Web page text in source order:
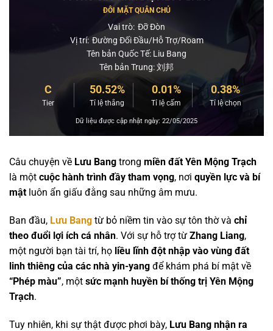
ĐÔI MẶT QUÂN CHỦ
Vai trò: Đỡ Đòn
Vị trí: Đường Đối Đầu/Hỗ Trợ/Roam
Tên bản Quốc Tế: Liu Bang
Tên bản Trung: 刘邦
C
Tier
50.52%
Tỉ lệ thắng
0.01%
Tỉ lệ cấm
0.38%
Tỉ lệ chọn
Dữ liệu được cập nhật ngày: 22/05/2025
Câu chuyện về Lưu Bang trong miền đất Yên Mộng Trạch
là một cuộc hành trình đầy tham vọng, nơi quyền lực và bí
mật luôn ẩn giấu đằng sau những âm mưu.
Ban đầu, Lưu Bang từ bỏ niềm tin vào sự tôn thờ và chỉ
theo đuổi lợi ích cá nhân. Với sự hỗ trợ từ Zhang Liang,
một người bạn tài trí, họ liều lĩnh đột nhập vào vùng đất
linh thiêng của các nhà yin-yang để khám phá bí mật về
“Phép màu”, một sức mạnh huyền bí thống trị Yên Mộng
Trạch.
Tuy nhiên, khi sự thật được phơi bày, Lưu Bang nhận ra